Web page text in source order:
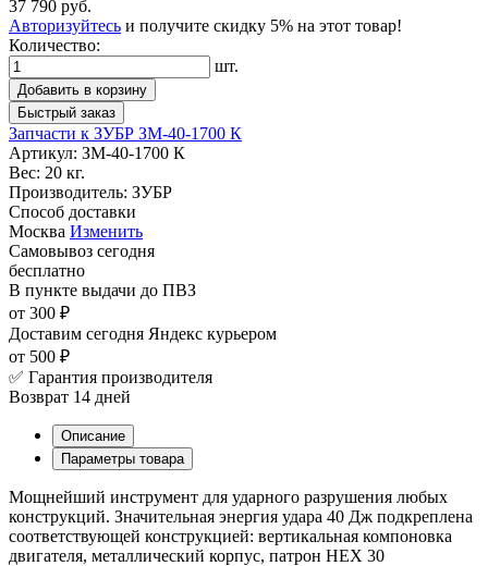
37 790 руб.
Авторизуйтесь и получите скидку 5% на этот товар!
Количество:
шт.
Добавить в корзину
Быстрый заказ
Запчасти к ЗУБР ЗМ-40-1700 К
Артикул: ЗМ-40-1700 К
Вес: 20 кг.
Производитель: ЗУБР
Способ доставки
Москва Изменить
Самовывоз сегодня
бесплатно
В пункте выдачи до ПВЗ
от 300 ₽
Доставим сегодня Яндекс курьером
от 500 ₽
✅ Гарантия производителя
Возврат 14 дней
Описание
Параметры товара
Мощнейший инструмент для ударного разрушения любых
конструкций. Значительная энергия удара 40 Дж подкреплена
соответствующей конструкцией: вертикальная компоновка
двигателя, металлический корпус, патрон НЕХ 30